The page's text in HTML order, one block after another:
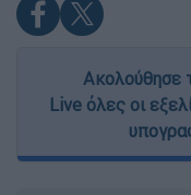
Ακολούθησε
Live όλες οι